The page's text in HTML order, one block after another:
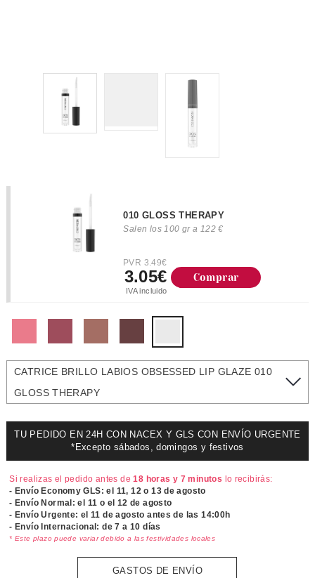
010 GLOSS THERAPY
Salen los 100 gr a 122 €
PVR 3.49€
3.05€
IVA incluido
Comprar
CATRICE BRILLO LABIOS OBSESSED LIP GLAZE 010
GLOSS THERAPY
TU PEDIDO EN 24H CON NACEX Y GLS CON ENVÍO URGENTE
*Excepto sábados, domingos y festivos
Si realizas el pedido antes de18 horas y 7 minutos lo recibirás:
- Envío Economy GLS: el 11, 12 o 13 de agosto
- Envío Normal: el 11 o el 12 de agosto
- Envío Urgente: el11 de agosto antes de las 14:00h
- Envío Internacional: de 7 a 10 días
* Este plazo puede variar debido a las festividades locales
GASTOS DE ENVÍO